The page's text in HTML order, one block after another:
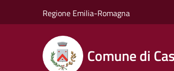
Regione Emilia-Romagna
Comune di